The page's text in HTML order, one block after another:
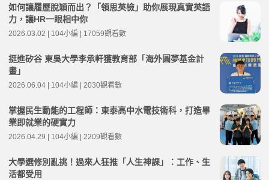
如何讓履歷脫穎而出？「領思英檢」助你展現真實英語
力，讓HR一眼相中你
2026.03.02 | 104小編 | 17059觀看數
挺進矽谷 東吳大學李承軒獲教育部「海外圓夢基金計
畫」
2026.06.04 | 104小編 | 2030觀看數
掌握民生動能的工程師：東泰高中水電技術科，打造畢
業即就業的硬實力
2026.04.29 | 104小編 | 2209觀看數
大學選修別亂挑！過來人狂推「人生神課」：工作、生
活都受用